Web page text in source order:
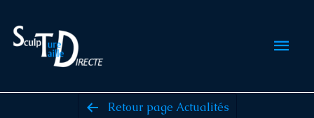
contenu
Retour page Actualités